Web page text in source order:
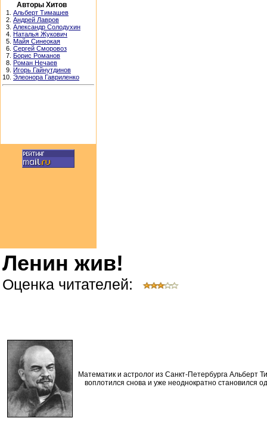
Авторы Хитов
1. Альберт Тимашев
2. Андрей Лавров
3. Александр Солодухин
4. Наталья Жукович
5. Майя Синеокая
6. Сергей Сморовоз
7. Борис Романов
8. Роман Нечаев
9. Игорь Гайнутдинов
10. Элеонора Гавриленко
Ленин жив!
Оценка читателей:
Математик и астролог из Санкт-Петербурга Альберт
воплотился снова и уже неоднократно становился